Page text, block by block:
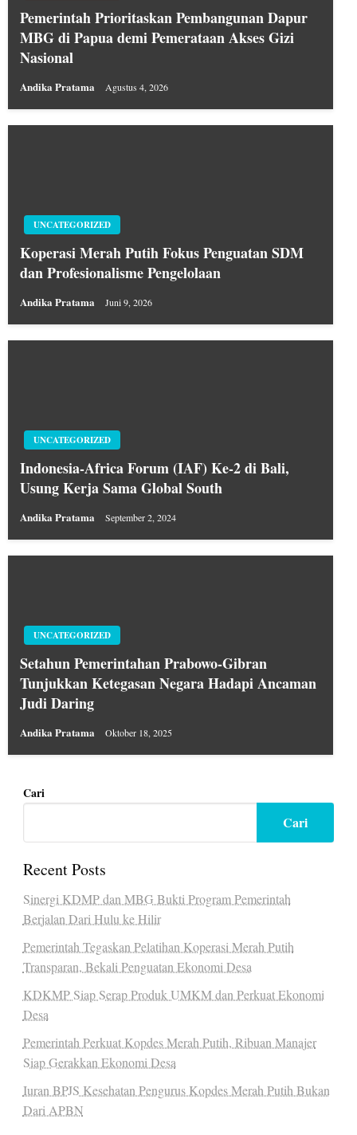
Pemerintah Prioritaskan Pembangunan Dapur
MBG di Papua demi Pemerataan Akses Gizi
Nasional
Andika Pratama Agustus 4, 2026
UNCATEGORIZED
Koperasi Merah Putih Fokus Penguatan SDM
dan Profesionalisme Pengelolaan
Andika Pratama Juni 9, 2026
UNCATEGORIZED
Indonesia-Africa Forum (IAF) Ke-2 di Bali,
Usung Kerja Sama Global South
Andika Pratama September 2, 2024
UNCATEGORIZED
Setahun Pemerintahan Prabowo-Gibran
Tunjukkan Ketegasan Negara Hadapi Ancaman
Judi Daring
Andika Pratama Oktober 18, 2025
Cari
Cari
Recent Posts
Sinergi KDMP dan MBG Bukti Program Pemerintah
Berjalan Dari Hulu ke Hilir
Pemerintah Tegaskan Pelatihan Koperasi Merah Putih
Transparan, Bekali Penguatan Ekonomi Desa
KDKMP Siap Serap Produk UMKM dan Perkuat Ekonomi
Desa
Pemerintah Perkuat Kopdes Merah Putih, Ribuan Manajer
Siap Gerakkan Ekonomi Desa
Iuran BPJS Kesehatan Pengurus Kopdes Merah Putih Bukan
Dari APBN